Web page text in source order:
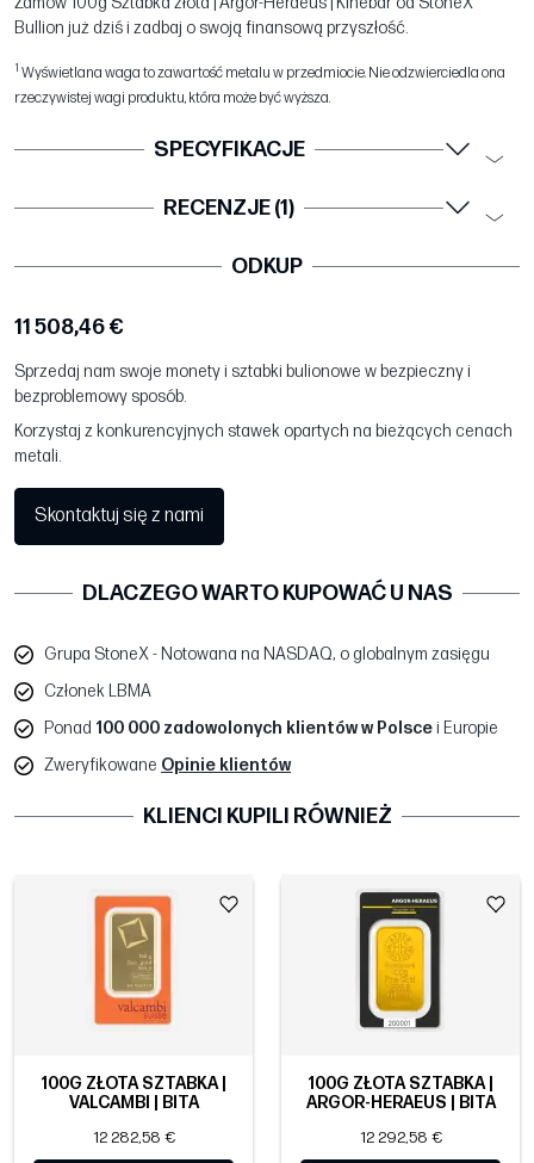
Bullion już dziś i zadbaj o swoją finansową przyszłość.
1 Wyświetlana waga to zawartość metalu w przedmiocie. Nie odzwierciedla ona
rzeczywistej wagi produktu, która może być wyższa.
SPECYFIKACJE
RECENZJE (1)
ODKUP
11 508,46 €
Sprzedaj nam swoje monety i sztabki bulionowe w bezpieczny i
bezproblemowy sposób.
Korzystaj z konkurencyjnych stawek opartych na bieżących cenach
metali.
Skontaktuj się z nami
DLACZEGO WARTO KUPOWAĆ U NAS
Grupa StoneX - Notowana na NASDAQ, o globalnym zasięgu
Członek LBMA
Ponad 100 000 zadowolonych klientów w Polscei Europie
Zweryfikowane Opinie klientów
KLIENCI KUPILI RÓWNIEŻ
100G ZŁOTA SZTABKA |
VALCAMBI | BITA
12 282,58 €
100G ZŁOTA SZTABKA |
ARGOR-HERAEUS | BITA
12 292,58 €